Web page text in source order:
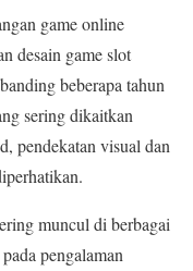
game online
desain game slot
beberapa tahun
sering dikaitkan
pendekatan visual dan
muncul di berbagai
pengalaman